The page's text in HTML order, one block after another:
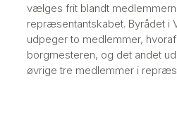
vælges frit blandt
repræsentantskabet. Byrådet i
udpeger to medlemmer,
borgmesteren, og det andet
øvrige tre medlemmer i